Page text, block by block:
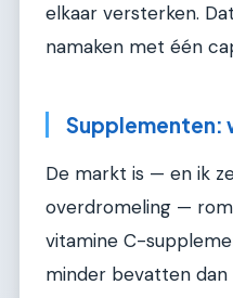
elkaar versterken.
namaken met één
Supplementen:
De markt is — en ik
overdromeling —
vitamine C-
minder bevatten